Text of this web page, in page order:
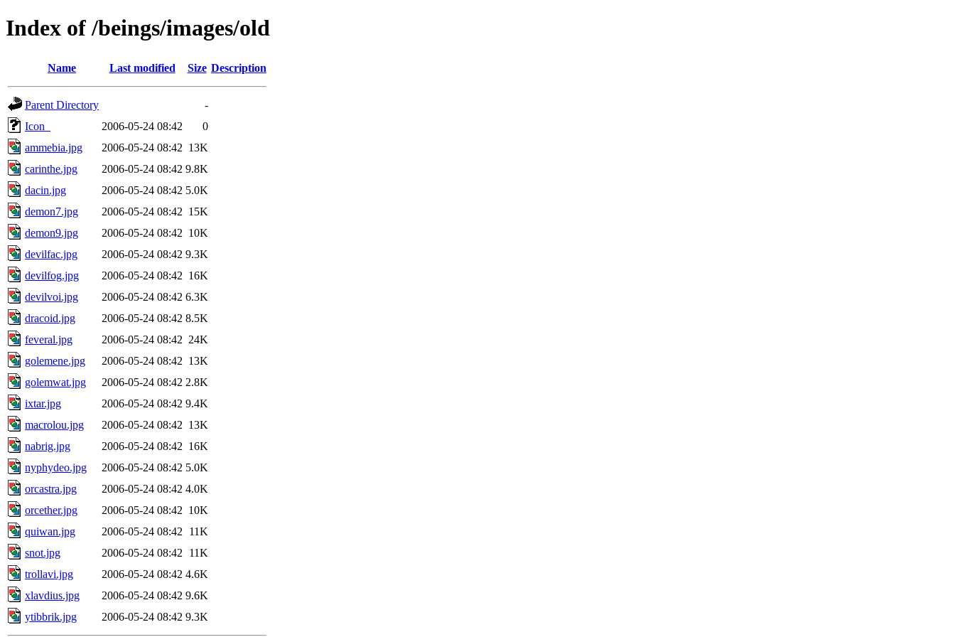
Index of /beings/images/old
Name Last modified Size Description
Parent Directory
-
Icon_
2006-05-24 08:42
0
ammebia.jpg
2006-05-24 08:42 13K
carinthe.jpg
2006-05-24 08:42 9.8K
dacin.jpg
2006-05-24 08:42 5.0K
demon7.jpg
2006-05-24 08:42 15K
demon9.jpg
2006-05-24 08:42 10K
devilfac.jpg
2006-05-24 08:42 9.3K
devilfog.jpg
2006-05-24 08:42 16K
devilvoi.jpg
2006-05-24 08:42 6.3K
dracoid.jpg
2006-05-24 08:42 8.5K
feveral.jpg
2006-05-24 08:42 24K
golemene.jpg
2006-05-24 08:42 13K
golemwat.jpg
2006-05-24 08:42 2.8K
ixtar.jpg
2006-05-24 08:42 9.4K
macrolou.jpg
2006-05-24 08:42 13K
nabrig.jpg
2006-05-24 08:42 16K
nyphydeo.jpg
2006-05-24 08:42 5.0K
orcastra.jpg
2006-05-24 08:42 4.0K
orcether.jpg
2006-05-24 08:42 10K
quiwan.jpg
2006-05-24 08:42
11K
snot.jpg
2006-05-24 08:42
11K
trollavi.jpg
2006-05-24 08:42 4.6K
xlavdius.jpg
2006-05-24 08:42 9.6K
ytibbrik.jpg
2006-05-24 08:42 9.3K